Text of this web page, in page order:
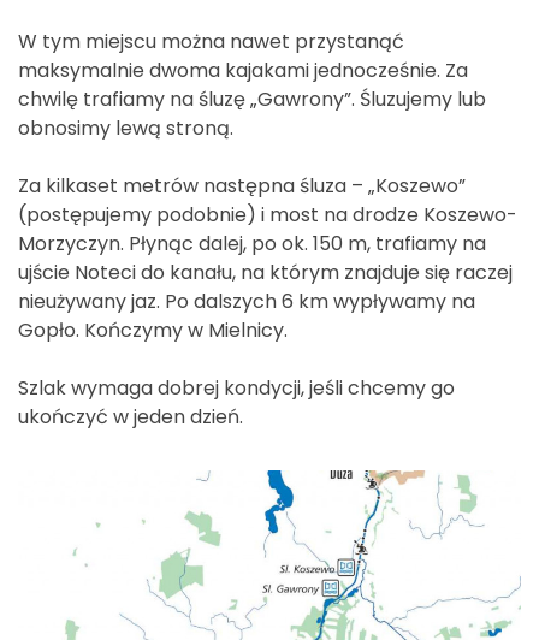
W tym miejscu można nawet przystanąć
maksymalnie dwoma kajakami jednocześnie. Za
chwilę trafiamy na śluzę „Gawrony”. Śluzujemy lub
obnosimy lewą stroną.
Za kilkaset metrów następna śluza – „Koszewo”
(postępujemy podobnie) i most na drodze Koszewo-
Morzyczyn. Płynąc dalej, po ok. 150 m, trafiamy na
ujście Noteci do kanału, na którym znajduje się raczej
nieużywany jaz. Po dalszych 6 km wypływamy na
Gopło. Kończymy w Mielnicy.
Szlak wymaga dobrej kondycji, jeśli chcemy go
ukończyć w jeden dzień.